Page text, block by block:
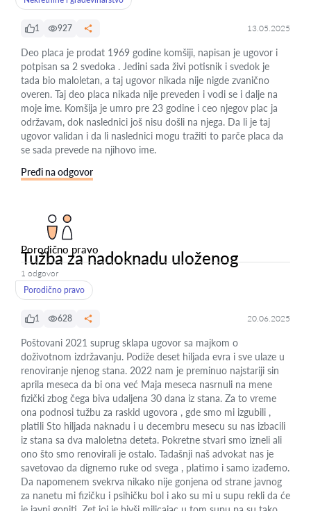
1 927 13.05.2025
Deo placa je prodat 1969 godine komšiji, napisan je ugovor i
potpisan sa 2 svedoka . Jedini sada živi potisnik i svedok je
tada bio maloletan, a taj ugovor nikada nije nigde zvanično
overen. Taj deo placa nikada nije preveden i vodi se i dalje na
moje ime. Komšija je umro pre 23 godine i ceo njegov plac ja
održavam, dok naslednici još nisu došli na njega. Da li je taj
ugovor validan i da li naslednici mogu tražiti to parče placa da
se sada prevede na njihovo ime.
Pređi na odgovor
Porodično pravo
Tužba za nadoknadu uloženog
1 odgovor
Porodično pravo
1 628 20.06.2025
Poštovani 2021 suprug sklapa ugovor sa majkom o
doživotnom izdržavanju. Podiže deset hiljada evra i sve ulaze u
renoviranje njenog stana. 2022 nam je preminuo najstariji sin
aprila meseca da bi ona već Maja meseca nasrnuli na mene
fizički zbog čega biva udaljena 30 dana iz stana. Za to vreme
ona podnosi tužbu za raskid ugovora , gde smo mi izgubili ,
platili Sto hiljada naknadu i u decembru mesecu su nas izbacili
iz stana sa dva maloletna deteta. Pokretne stvari smo izneli ali
ono što smo renovirali je ostalo. Tadašnji naš advokat nas je
savetovao da dignemo ruke od svega , platimo i samo izađemo.
Da napomenem svekrva nikako nije gonjena od strane javnog
za nanetu mi fizičku i psihičku bol i ako su mi u supu rekli da će